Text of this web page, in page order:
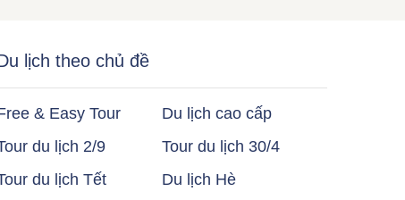
lịch theo chủ đề
& Easy Tour
Du lịch cao cấp
du lịch 2/9
Tour du lịch 30/4
du lịch Tết
Du lịch Hè